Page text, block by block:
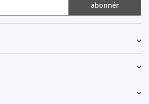
abonnér